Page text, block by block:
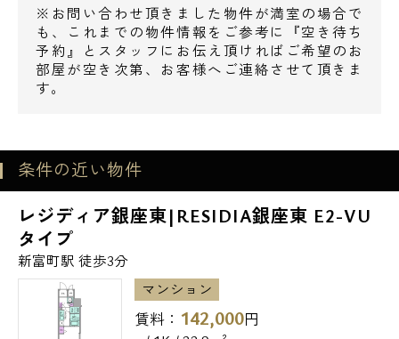
※お問い合わせ頂きました物件が満室の場合で
も、これまでの物件情報をご参考に『空き待ち
予約』とスタッフにお伝え頂ければご希望のお
部屋が空き次第、お客様へご連絡させて頂きま
す。
条件の近い物件
レジディア銀座東|RESIDIA銀座東 E2-VU
タイプ
新富町駅 徒歩3分
マンション
賃料： 142,000円